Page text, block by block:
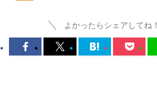
よかったらシェアしてね！